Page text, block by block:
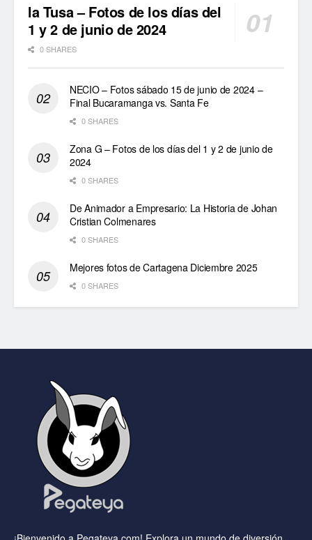
la Tusa – Fotos de los días del
1 y 2 de junio de 2024
0 SHARES
NECIO – Fotos sábado 15 de junio de 2024 –
Final Bucaramanga vs. Santa Fe
0 SHARES
Zona G – Fotos de los días del 1 y 2 de junio de
2024
0 SHARES
De Animador a Empresario: La Historia de Johan
Cristian Colmenares
0 SHARES
Mejores fotos de Cartagena Diciembre 2025
0 SHARES